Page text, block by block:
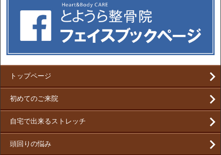
トップページ
初めてのご来院
自宅で出来るストレッチ
頭回りの悩み